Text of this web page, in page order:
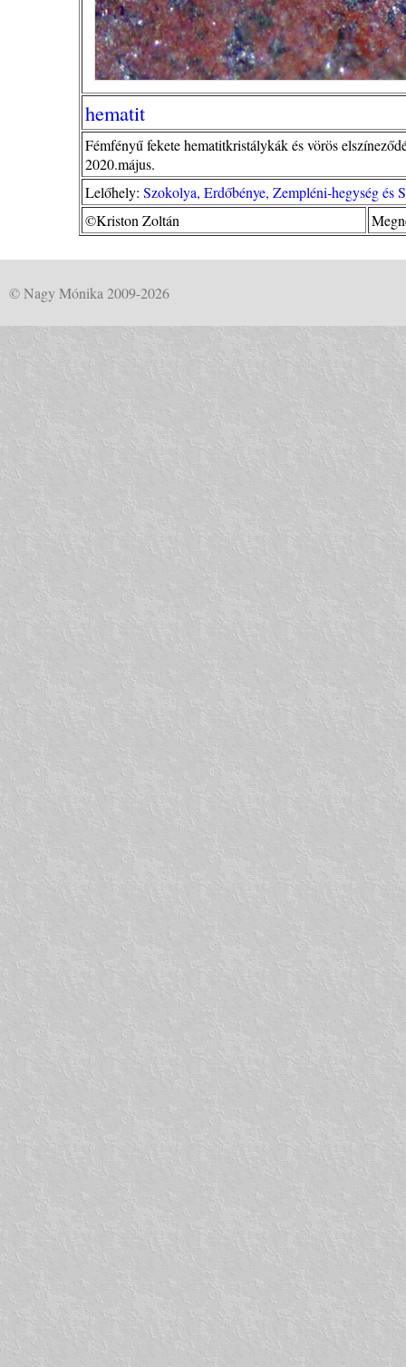
hematit
Fémfényű fekete hematitkristálykák és vörös
2020.május.
Lelőhely: Szokolya, Erdőbénye, Zempléni-hegység és
©Kriston Zoltán
© Nagy Mónika 2009-2026